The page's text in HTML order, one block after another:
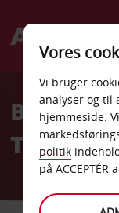
Welcome
AvisBilleje
Vores
Vi bruger
analyser og til
hjemmeside.
politik
på